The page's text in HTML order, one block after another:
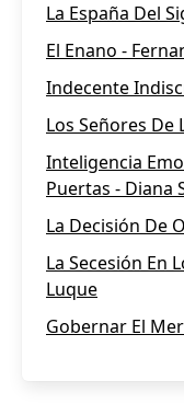
La España Del
El Enano -
Indecente
Los Señores De
Inteligencia
Puertas - Diana
La Decisión De
La Secesión En
Luque
Gobernar El